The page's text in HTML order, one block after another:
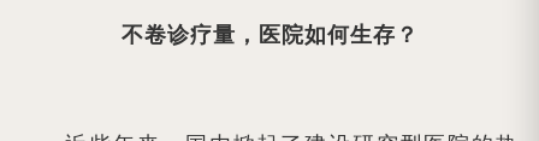
不卷诊疗量，医院如何生存？